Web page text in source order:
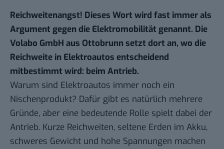
Reichweitenangst! Dieses Wort wird fast immer als
Argument gegen die Elektromobilität genannt. Die
Volabo GmbH aus Ottobrunn setzt dort an, wo die
Reichweite in Elektroautos entscheidend
mitbestimmt wird: beim Antrieb.
Warum sind Elektroautos immer noch ein
Nischenprodukt? Dafür gibt es natürlich mehrere
Gründe, aber eine bedeutende Rolle spielt dabei der
Antrieb. Kurze Reichweiten, seltene Erden im Akku,
schweres Gewicht und hohe Spannungen machen